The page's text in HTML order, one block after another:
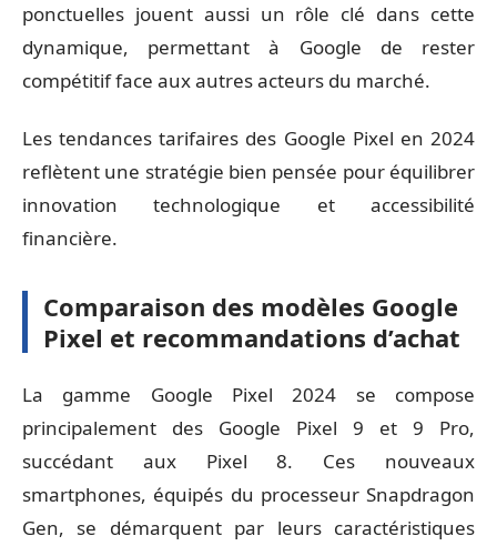
ponctuelles jouent aussi un rôle clé dans cette
dynamique, permettant à Google de rester
compétitif face aux autres acteurs du marché.
Les tendances tarifaires des Google Pixel en 2024
reflètent une stratégie bien pensée pour équilibrer
innovation technologique et accessibilité
financière.
Comparaison des modèles Google
Pixel et recommandations d’achat
La gamme Google Pixel 2024 se compose
principalement des Google Pixel 9 et 9 Pro,
succédant aux Pixel 8. Ces nouveaux
smartphones, équipés du processeur Snapdragon
Gen, se démarquent par leurs caractéristiques